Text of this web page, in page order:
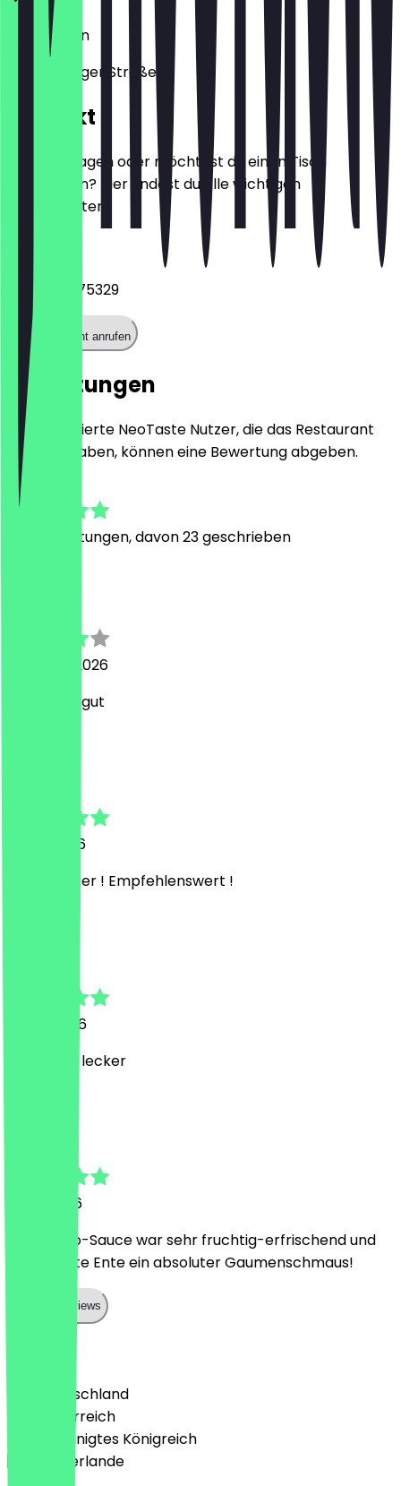
Berlin
Lietzenburger Straße 2
Kontakt
Hast du Fragen oder möchtest du einen Tisch
reservieren? Hier findest du alle wichtigen
Kontaktdaten.
+493068975329
Restaurant anrufen
Bewertungen
Nur registrierte NeoTaste Nutzer, die das Restaurant
besucht haben, können eine Bewertung abgeben.
4.6
Bewertungen, davon 23 geschrieben
5. August 2026
Essen war gut
21. Juli 2026
Super lecker ! Empfehlenswert !
10. Juli 2026
Essen war lecker
5. Juli 2026
Die Mango-Sauce war sehr fruchtig-erfrischend und
die gegrillte Ente ein absoluter Gaumenschmaus!
Show all reviews
🇩🇪 Deutschland
🇦🇹 Österreich
🇬🇧 Vereinigtes Königreich
🇳🇱 Niederlande